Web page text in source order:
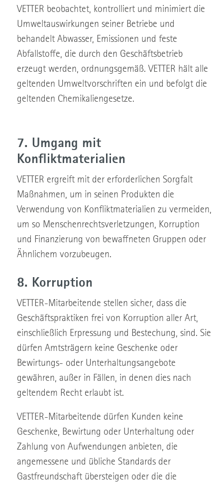
VETTER beobachtet, kontrolliert und minimiert die
Umweltauswirkungen seiner Betriebe und
behandelt Abwasser, Emissionen und feste
Abfallstoffe, die durch den Geschäftsbetrieb
erzeugt werden, ordnungsgemäß. VETTER hält alle
geltenden Umweltvorschriften ein und befolgt die
geltenden Chemikaliengesetze.
7. Umgang mit
Konfliktmaterialien
VETTER ergreift mit der erforderlichen Sorgfalt
Maßnahmen, um in seinen Produkten die
Verwendung von Konfliktmaterialien zu vermeiden,
um so Menschenrechtsverletzungen, Korruption
und Finanzierung von bewaffneten Gruppen oder
Ähnlichem vorzubeugen.
8. Korruption
VETTER-Mitarbeitende stellen sicher, dass die
Geschäftspraktiken frei von Korruption aller Art,
einschließlich Erpressung und Bestechung, sind. Sie
dürfen Amtsträgern keine Geschenke oder
Bewirtungs- oder Unterhaltungsangebote
gewähren, außer in Fällen, in denen dies nach
geltendem Recht erlaubt ist.
VETTER-Mitarbeitende dürfen Kunden keine
Geschenke, Bewirtung oder Unterhaltung oder
Zahlung von Aufwendungen anbieten, die
angemessene und übliche Standards der
Gastfreundschaft übersteigen oder die die